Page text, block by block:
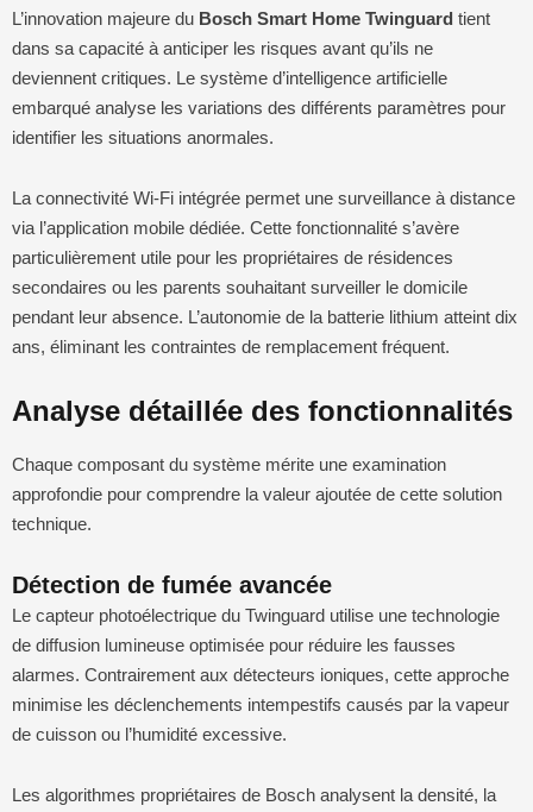
L’innovation majeure du Bosch Smart Home Twinguard tient
dans sa capacité à anticiper les risques avant qu’ils ne
deviennent critiques. Le système d’intelligence artificielle
embarqué analyse les variations des différents paramètres pour
identifier les situations anormales.
La connectivité Wi-Fi intégrée permet une surveillance à distance
via l’application mobile dédiée. Cette fonctionnalité s’avère
particulièrement utile pour les propriétaires de résidences
secondaires ou les parents souhaitant surveiller le domicile
pendant leur absence. L’autonomie de la batterie lithium atteint dix
ans, éliminant les contraintes de remplacement fréquent.
Analyse détaillée des fonctionnalités
Chaque composant du système mérite une examination
approfondie pour comprendre la valeur ajoutée de cette solution
technique.
Détection de fumée avancée
Le capteur photoélectrique du Twinguard utilise une technologie
de diffusion lumineuse optimisée pour réduire les fausses
alarmes. Contrairement aux détecteurs ioniques, cette approche
minimise les déclenchements intempestifs causés par la vapeur
de cuisson ou l’humidité excessive.
Les algorithmes propriétaires de Bosch analysent la densité, la